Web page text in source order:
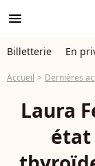
menu
Billetterie En
Accueil Dernières
Laura
état